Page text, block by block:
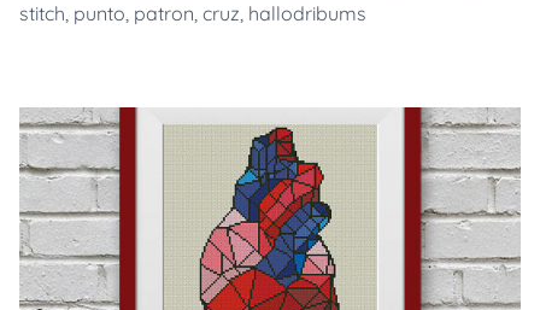
stitch, punto, patron, cruz, hallodribums